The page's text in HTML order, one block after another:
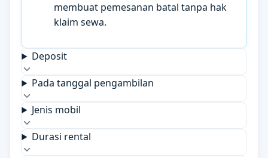
membuat pemesanan batal tanpa hak
klaim sewa.
Deposit
Pada tanggal pengambilan
Jenis mobil
Durasi rental